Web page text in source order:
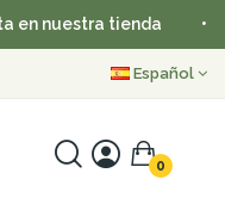
nuestra tienda
Español
0